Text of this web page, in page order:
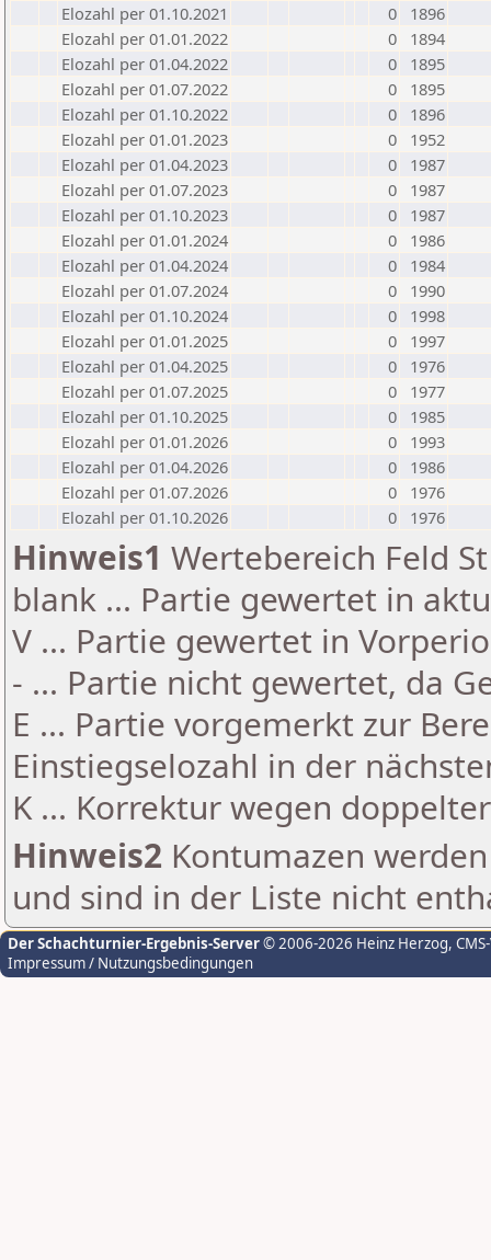
Elozahl per 01.10.2021
0
1896
Elozahl per 01.01.2022
0
1894
Elozahl per 01.04.2022
0
1895
Elozahl per 01.07.2022
0
1895
Elozahl per 01.10.2022
0
1896
Elozahl per 01.01.2023
0
1952
Elozahl per 01.04.2023
0
1987
Elozahl per 01.07.2023
0
1987
Elozahl per 01.10.2023
0
1987
Elozahl per 01.01.2024
0
1986
Elozahl per 01.04.2024
0
1984
Elozahl per 01.07.2024
0
1990
Elozahl per 01.10.2024
0
1998
Elozahl per 01.01.2025
0
1997
Elozahl per 01.04.2025
0
1976
Elozahl per 01.07.2025
0
1977
Elozahl per 01.10.2025
0
1985
Elozahl per 01.01.2026
0
1993
Elozahl per 01.04.2026
0
1986
Elozahl per 01.07.2026
0
1976
Elozahl per 01.10.2026
0 1976
Hinweis1 Wertebereich Feld
blank ... Partie gewertet in
V ... Partie gewertet in
- ... Partie nicht gewertet, da
E ... Partie vorgemerkt zur
Einstiegselozahl in der
K ... Korrektur wegen
Hinweis2 Kontumazen
und sind in der Liste nicht
Der Schachturnier-Ergebnis-Server© 2006-2026 Heinz Herzog,
Impressum / Nutzungsbedingungen